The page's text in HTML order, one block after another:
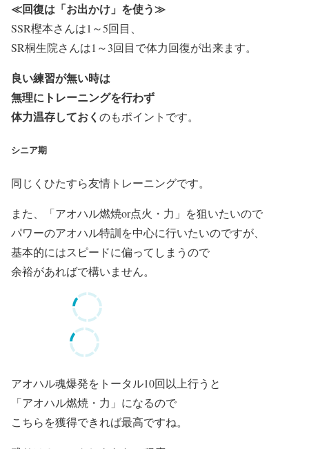
≪回復は「お出かけ」を使う≫
SSR樫本さんは1～5回目、
SR桐生院さんは1～3回目で体力回復が出来ます。
良い練習が無い時は
無理にトレーニングを行わず
体力温存しておく のもポイントです。
シニア期
同じくひたすら友情トレーニングです。
また、「アオハル燃焼or点火・力」を狙いたいので
パワーのアオハル特訓を中心に行いたいのですが、
基本的にはスピードに偏ってしまうので
余裕があればで構いません。
アオハル魂爆発をトータル10回以上行うと
「アオハル燃焼・力」になるので
こちらを獲得できれば最高ですね。